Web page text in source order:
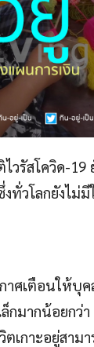
วรัสโควิด-
ทั่วโลกยังไม่
ศเตือนให้บุ
กมากน้อยกว่
เกาะอยู่สาม